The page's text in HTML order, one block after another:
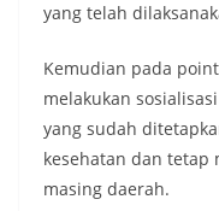
yang telah
Kemudian pada
melakukan
yang sudah
kesehatan dan tetap
masing daerah.